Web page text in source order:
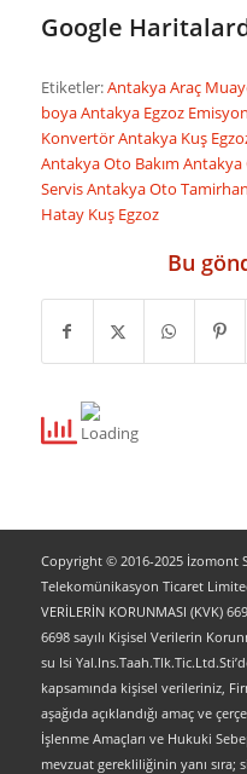
Google
Etiketler:Antakya Araç
boyaAntakya Egzoz
KonvertörAntakya Kuş
Antakya Oto Bakım Antakya
ServisAntakya Oto
Hatay Kuş Egzoz
Bu
Copyright © 2016-2025 İzomont
Telekomünikasyon Ticaret Limited
VERİLERİN KORUNMASI (KVK)
6698 sayılı Kişisel Verilerin
su Isi
kapsamında kişisel verileriniz,
aşağıda açıklandığı amaç ve
İşlenme Amaçları ve Hukuki
mevzuat gerekliliğinin yanı sıra;